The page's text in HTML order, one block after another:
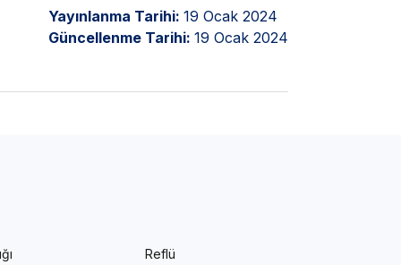
Yayınlanma Tarihi: 19 Ocak 2024
Güncellenme Tarihi: 19 Ocak 2024
Reflü